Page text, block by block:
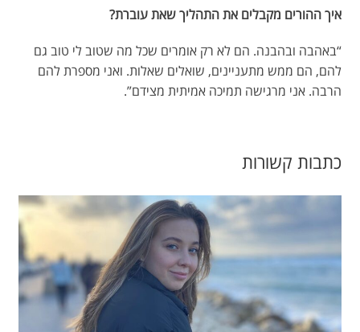
איך ההורים מקבלים את התהליך שאת עוברת?
“באהבה ובהבנה. הם לא רק אומרים שכל מה שטוב לי טוב גם
להם, הם ממש מתעניינים, שואלים שאלות. ואני מספרת להם
הרבה. אני מרגישה תמיכה אמיתית מצידם”.
כתבות קשורות